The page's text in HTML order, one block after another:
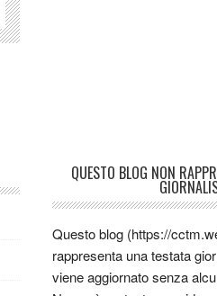
QUESTO BLOG NON
Questo blog (https://
rappresenta una testata
viene aggiornato senza